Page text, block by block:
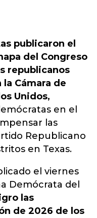
publicaron el
del Congreso
republicanos
Cámara de
Unidos,
en el
las
Republicano
en Texas.
el viernes
Demócrata del
las
de 2026 de los